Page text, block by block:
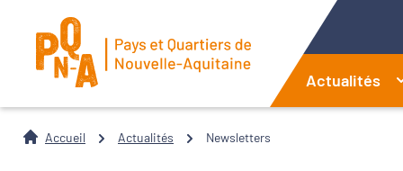
Actualités
Accueil Actualités Newsletters